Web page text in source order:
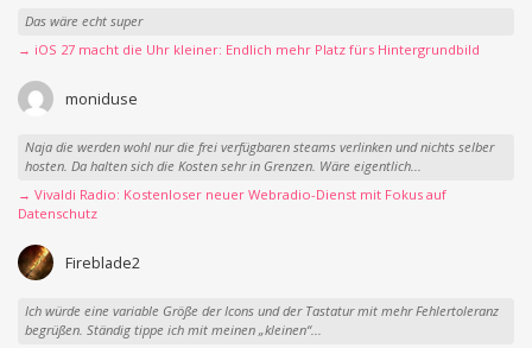
Das wäre echt super
→ iOS 27 macht die Uhr kleiner: Endlich mehr Platz fürs Hintergrundbild
moniduse
Naja die werden wohl nur die frei verfügbaren steams verlinken und nichts selber
hosten. Da halten sich die Kosten sehr in Grenzen. Wäre eigentlich...
→ Vivaldi Radio: Kostenloser neuer Webradio-Dienst mit Fokus auf
Datenschutz
Fireblade2
Ich würde eine variable Größe der Icons und der Tastatur mit mehr Fehlertoleranz
begrüßen. Ständig tippe ich mit meinen „kleinen“...